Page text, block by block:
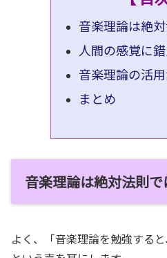
音楽理論は絶
人間の感覚に
音楽理論の活
まとめ
音楽理論は絶対法則
よく、「音楽理論を勉強する